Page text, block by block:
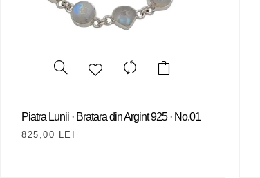
Piatra Lunii · Bratara din Argint 925 · No.01
825,00 LEI